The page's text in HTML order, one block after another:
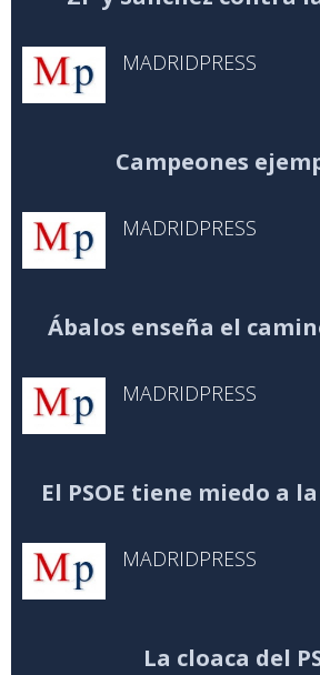
MADRIDPRESS
Campeones
MADRIDPRESS
Ábalos enseña el
MADRIDPRESS
El PSOE tiene miedo a
MADRIDPRESS
La cloaca del